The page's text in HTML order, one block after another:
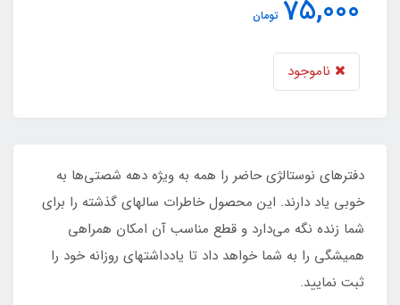
75,000 تومان
ناموجود
دفترهای نوستالژی حاضر را همه به ویژه دهه شصتی‌ها به
خوبی یاد دارند. این محصول خاطرات سالهای گذشته را برای
شما زنده نگه‌ می‌دارد و قطع مناسب آن امکان همراهی
همیشگی را به شما خواهد داد تا یادداشتهای روزانه خود را
ثبت نمایید.